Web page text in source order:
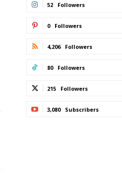
52 Followers
0 Followers
4,206 Followers
80 Followers
215 Followers
3,080 Subscribers